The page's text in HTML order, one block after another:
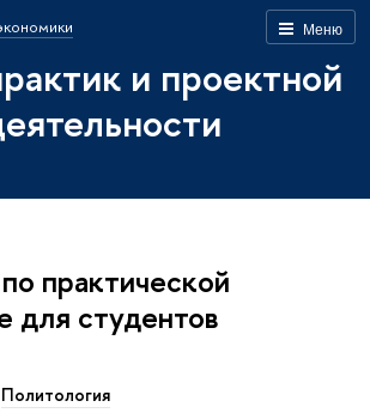
Меню
и проектной
практической
для студентов
Политология